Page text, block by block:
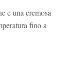
e una cremosa
fino a